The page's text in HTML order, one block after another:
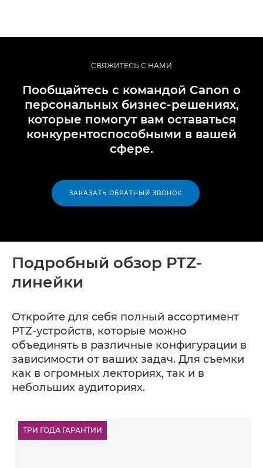
СВЯЖИТЕСЬ С НАМИ
Пообщайтесь с командой Canon о
персональных бизнес-решениях,
которые помогут вам оставаться
конкурентоспособными в вашей
сфере.
ЗАКАЗАТЬ ОБРАТНЫЙ ЗВОНОК
Подробный обзор PTZ-
линейки
Откройте для себя полный ассортимент
PTZ-устройств, которые можно
объединять в различные конфигурации в
зависимости от ваших задач. Для съемки
как в огромных лекториях, так и в
небольших аудиториях.
ТРИ ГОДА ГАРАНТИИ